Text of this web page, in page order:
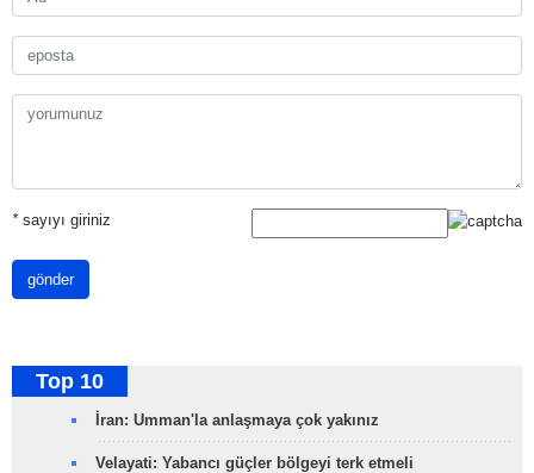
*sayıyı giriniz
gönder
Top 10
İran: Umman'la anlaşmaya çok yakınız
Velayati: Yabancı güçler bölgeyi terk etmeli